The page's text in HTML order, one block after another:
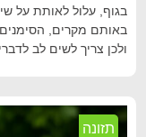
בגוף, עלול לאותת על
באותם מקרים, הסימנים
ולכן צריך לשים לב
תזונה